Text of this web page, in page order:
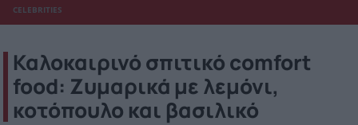
CELEBRITIES
Καλοκαιρινό σπιτικό comfort
food: Ζυμαρικά με λεμόνι,
κοτόπουλο και βασιλικό